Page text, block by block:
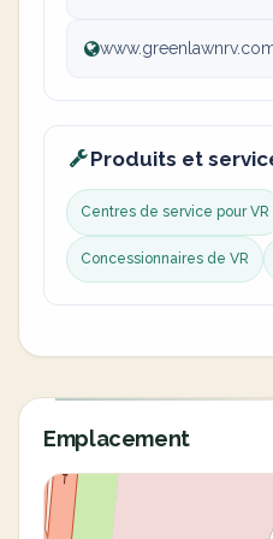
Produits et
Centres de service pour VR
Concessionnaires de VR
Emplacement